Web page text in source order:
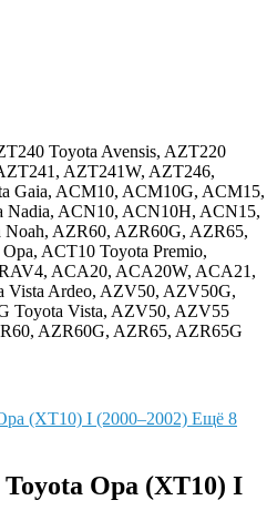
Toyota Avensis, AZT220
AZT241W, AZT246,
Gaia, ACM10, ACM10G, ACM15,
Nadia, ACN10, ACN10H, ACN15,
AZR60, AZR60G, AZR65,
ACT10 Toyota Premio,
ACA20, ACA20W, ACA21,
Vista Ardeo, AZV50, AZV50G,
Toyota Vista, AZV50, AZV55
AZR60G, AZR65, AZR65G
Ещё 8
Opa (XT10) I